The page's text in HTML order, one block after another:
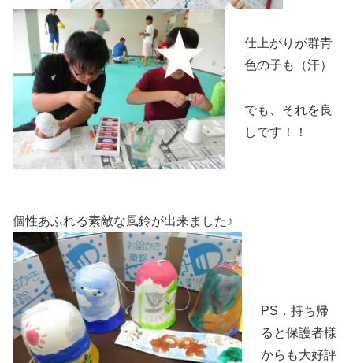
仕上がりが群青
色の子も（汗）
でも、それを良
しです！！
個性あふれる素敵な風鈴が出来ました♪
PS．持ち帰
ると保護者様
からも大好評